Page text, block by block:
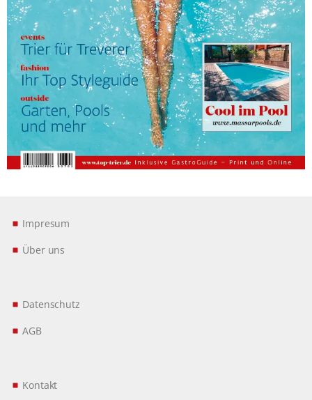
Impresum
Über uns
Datenschutz
AGB
Kontakt